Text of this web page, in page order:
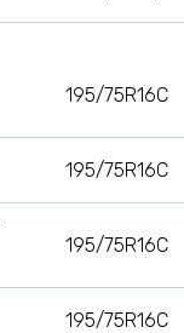
195/75R16C
195/75R16C
195/75R16C
195/75R16C